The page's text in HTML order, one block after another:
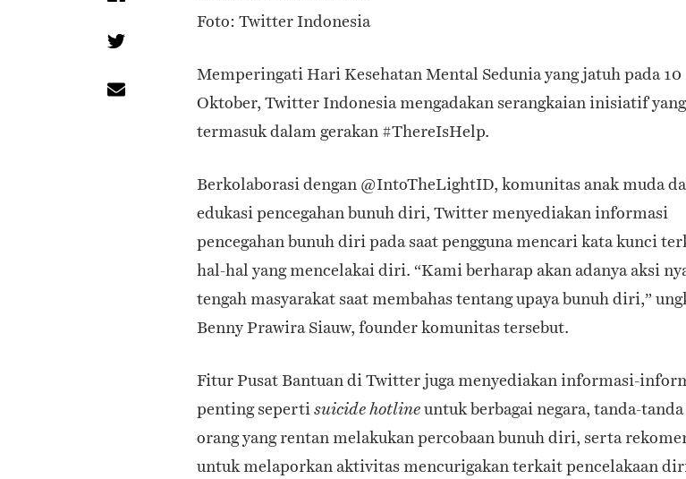
Foto: Twitter Indonesia
Memperingati Hari Kesehatan Mental Sedunia yang jatuh pada 10
Oktober, Twitter Indonesia mengadakan serangkaian inisiatif yang
termasuk dalam gerakan #ThereIsHelp.
Berkolaborasi dengan @IntoTheLightID, komunitas anak muda
edukasi pencegahan bunuh diri, Twitter menyediakan informasi
pencegahan bunuh diri pada saat pengguna mencari kata kunci
hal-hal yang mencelakai diri. “Kami berharap akan adanya aksi
tengah masyarakat saat membahas tentang upaya bunuh diri,”
Benny Prawira Siauw, founder komunitas tersebut.
Fitur Pusat Bantuan di Twitter juga menyediakan informasi-
penting sepertisuicide hotlineuntuk berbagai negara, tanda-tanda
orang yang rentan melakukan percobaan bunuh diri, serta
untuk melaporkan aktivitas mencurigakan terkait pencelakaan